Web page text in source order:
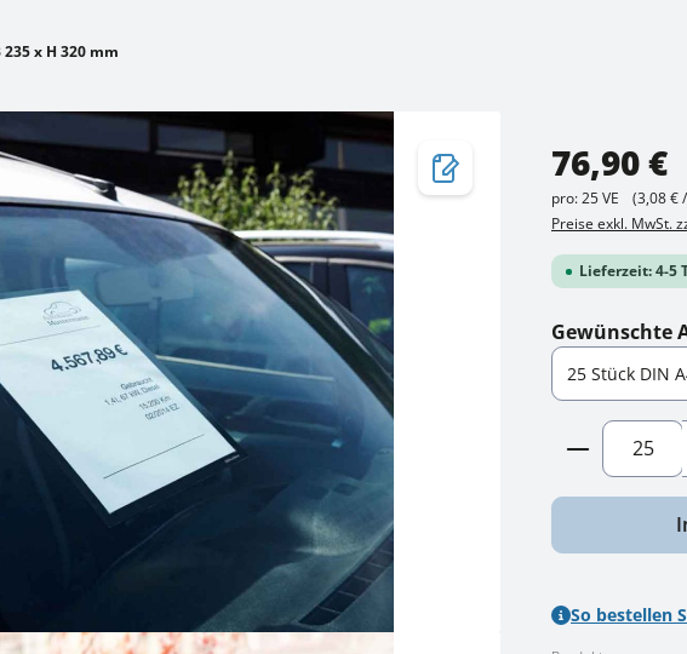
235 x H 320 mm
Regulärer Preis:
76,90 €
pro:25 VE
(3,08 €
Preise exkl. MwSt.
Lieferzeit: 4-5
Gewünschte
Produkt
So bestellen